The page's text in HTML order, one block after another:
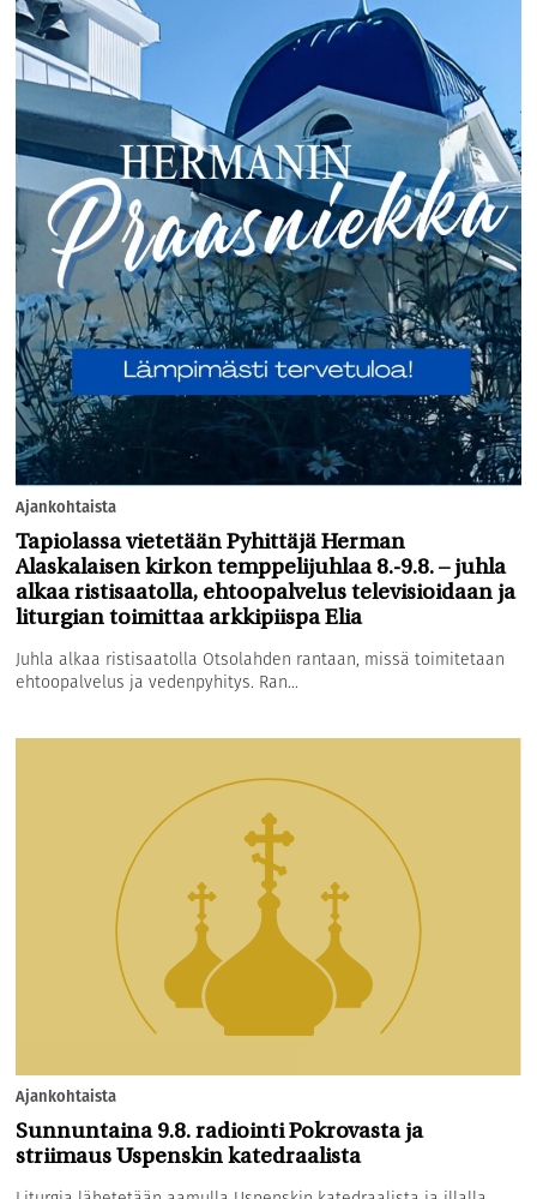
Ajankohtaista
Tapiolassa vietetään Pyhittäjä Herman
Alaskalaisen kirkon temppelijuhlaa 8.-9.8. – juhla
alkaa ristisaatolla, ehtoopalvelus televisioidaan ja
liturgian toimittaa arkkipiispa Elia
Juhla alkaa ristisaatolla Otsolahden rantaan, missä toimitetaan
ehtoopalvelus ja vedenpyhitys. Ran...
Ajankohtaista
Sunnuntaina 9.8. radiointi Pokrovasta ja
striimaus Uspenskin katedraalista